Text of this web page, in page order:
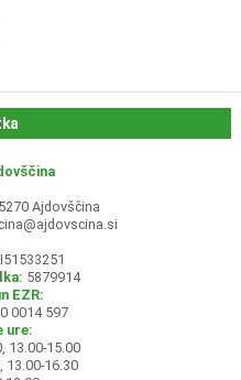
Ajdovščina
5879914
EZR:
0014 597
ure:
13.00-15.00
13.00-16.30